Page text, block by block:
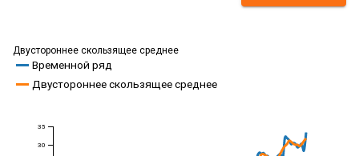
Двустороннее скользящее среднее
Временной ряд
Двустороннее скользящее среднее
30
35